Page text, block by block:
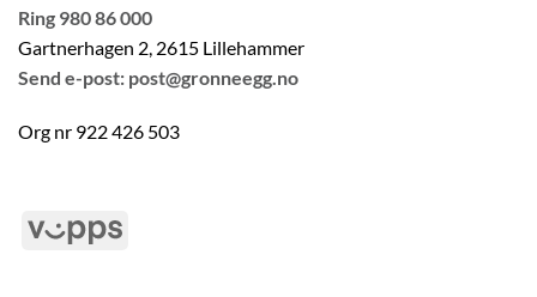
Ring 980 86 000
Gartnerhagen 2, 2615 Lillehammer
Send e-post: post@gronneegg.no
Org nr 922 426 503
Vipps